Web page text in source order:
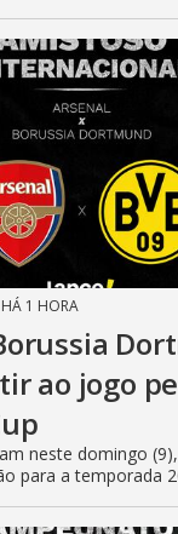
HÁ 1 HORA
ao jogo
neste domingo
para a temporada